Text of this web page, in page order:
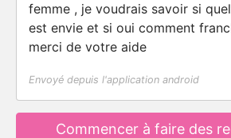
femme , je voudrais savoir si
est envie et si oui comment
merci de votre aide
Envoyé depuis l'application android
Commencer à faire des